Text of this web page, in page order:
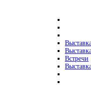
Встречи